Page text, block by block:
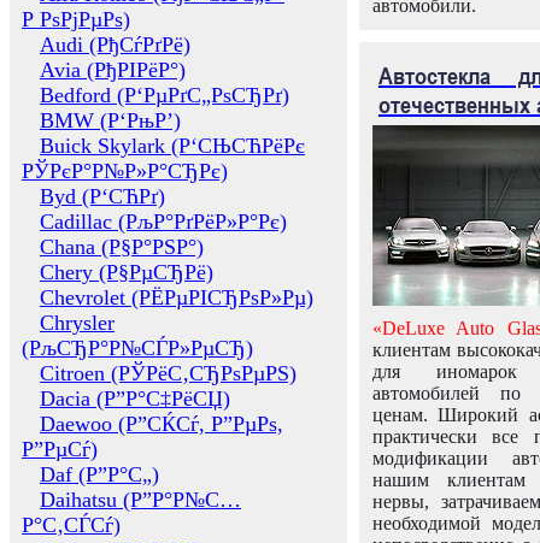
Р РѕРјРµРѕ)
Audi (РђСѓРґРё)
Avia (РђРІРёР°)
Bedford (Р‘РµРґС„РѕСЂРґ)
BMW (Р‘РњР’)
Buick Skylark (Р‘СЊСЋРёРє
РЎРєР°Р№Р»Р°СЂРє)
Byd (Р‘СЋРґ)
Cadillac (РљР°РґРёР»Р°Рє)
Chana (Р§Р°РЅР°)
Chery (Р§РµСЂРё)
Chevrolet (РЁРµРІСЂРѕР»Рµ)
Chrysler
(РљСЂР°Р№СЃР»РµСЂ)
Citroen (РЎРёС‚СЂРѕРµРЅ)
Dacia (Р”Р°С‡РёСЏ)
Daewoo (Р”СЌСѓ, Р”РµРѕ,
Р”РµСѓ)
Daf (Р”Р°С„)
Daihatsu (Р”Р°Р№С…
Р°С‚СЃСѓ)
автомобили.
Автостекла
отечественных
«DeLuxe Auto
клиентам
для иномарок
автомобилей
ценам. Широкий
практически все
модификации
нашим клиентам
нервы,
необходимой